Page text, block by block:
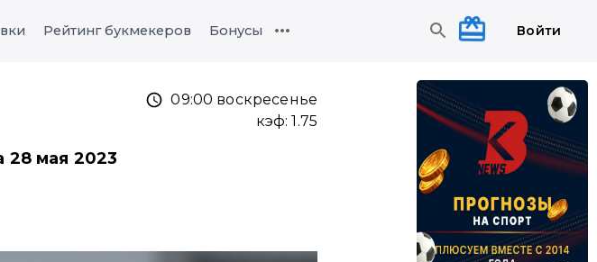
Рейтинг букмекеров Бонусы Войти
09:00 воскресенье
кэф:1.75
28 мая 2023